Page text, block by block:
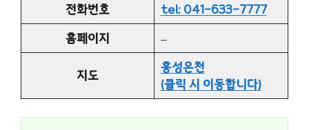
전화번호
tel: 041-633-7777
홈페이지
–
지도
홍성온천
(클릭 시 이동합니다)